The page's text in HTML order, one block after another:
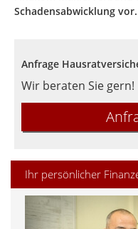
Schadensabwicklung vor.
Anfrage
Wir beraten Sie gern!
Ihr persönlicher